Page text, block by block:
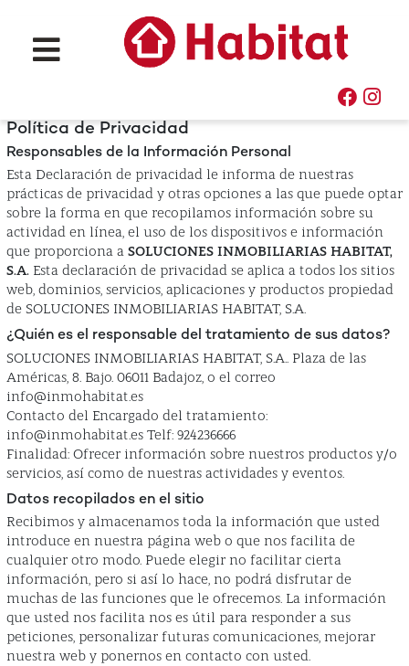
Política de Privacidad
Responsables de la Información Personal
Esta Declaración de privacidad le informa de nuestras
prácticas de privacidad y otras opciones a las que puede optar
sobre la forma en que recopilamos información sobre su
actividad en línea, el uso de los dispositivos e información
que proporciona a SOLUCIONES INMOBILIARIAS HABITAT,
S.A.Esta declaración de privacidad se aplica a todos los sitios
web, dominios, servicios, aplicaciones y productos propiedad
de SOLUCIONES INMOBILIARIAS HABITAT, S.A.
¿Quién es el responsable del tratamiento de sus datos?
SOLUCIONES INMOBILIARIAS HABITAT, S.A.. Plaza de las
Américas, 8. Bajo. 06011 Badajoz, o el correo
info@inmohabitat.es
Contacto del Encargado del tratamiento:
info@inmohabitat.es Telf: 924236666
Finalidad: Ofrecer información sobre nuestros productos y/o
servicios, así como de nuestras actividades y eventos.
Datos recopilados en el sitio
Recibimos y almacenamos toda la información que usted
introduce en nuestra página web o que nos facilita de
cualquier otro modo. Puede elegir no facilitar cierta
información, pero si así lo hace, no podrá disfrutar de
muchas de las funciones que le ofrecemos. La información
que usted nos facilita nos es útil para responder a sus
peticiones, personalizar futuras comunicaciones, mejorar
nuestra web y ponernos en contacto con usted.